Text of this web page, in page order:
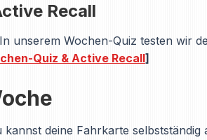
Recall
unserem Wochen-Quiz testen wir
Quiz & Active Recall]
kannst deine Fahrkarte